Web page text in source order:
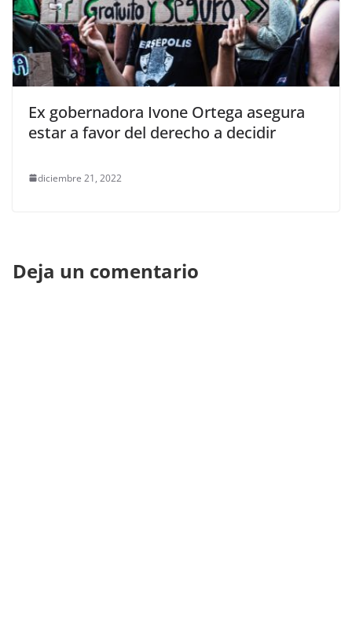
Ex gobernadora Ivone Ortega asegura
estar a favor del derecho a decidir
diciembre 21, 2022
Deja un comentario